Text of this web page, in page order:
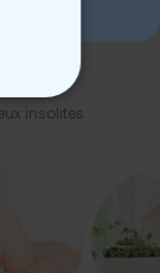
insolites